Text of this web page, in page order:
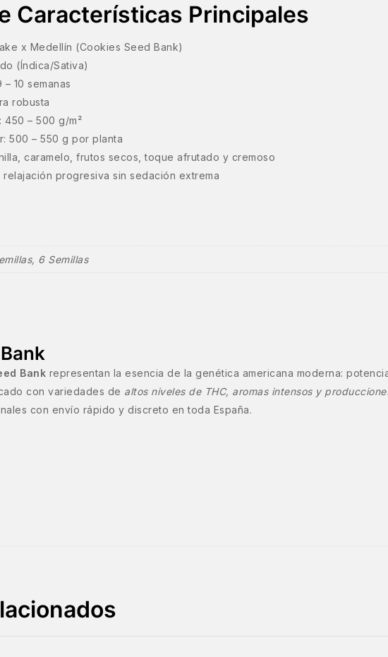
Características Principales
x Medellín (Cookies Seed Bank)
(Índica/Sativa)
10 semanas
robusta
450 – 500 g/m²
500 – 550 g por planta
caramelo, frutos secos, toque afrutado y cremoso
relajación progresiva sin sedación extrema
6 Semillas
Bank representan la esencia de la genética americana moderna:
con variedades de altos niveles de THC, aromas intensos y
con envío rápido y discreto en toda España.